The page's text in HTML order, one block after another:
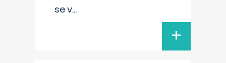
se v...
+